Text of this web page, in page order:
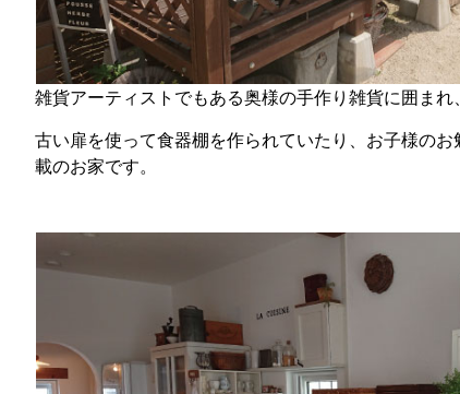
雑貨アーティストでもある奥様の手作り雑貨に囲ま
古い扉を使って食器棚を作られていたり、お子様の
載のお家です。